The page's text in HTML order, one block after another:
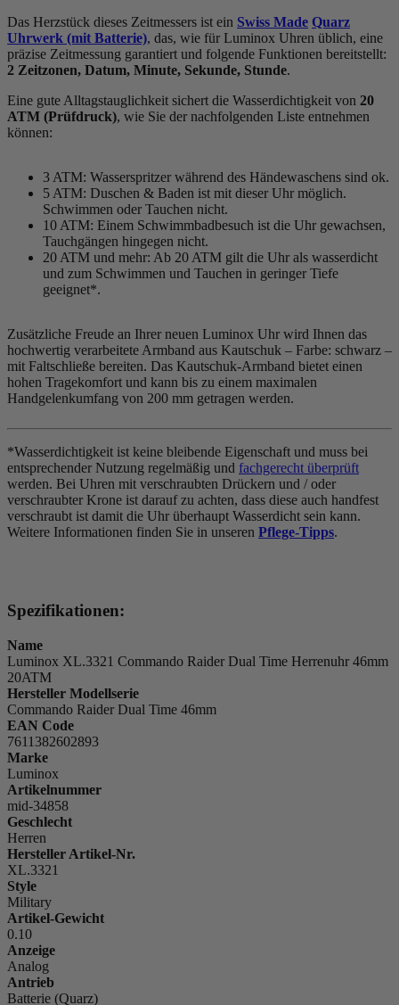
Das Herzstück dieses Zeitmessers ist ein Swiss Made Quarz
Uhrwerk (mit Batterie), das, wie für Luminox Uhren üblich, eine
präzise Zeitmessung garantiert und folgende Funktionen bereitstellt:
2 Zeitzonen, Datum, Minute, Sekunde, Stunde.
Eine gute Alltagstauglichkeit sichert die Wasserdichtigkeit von 20
ATM (Prüfdruck), wie Sie der nachfolgenden Liste entnehmen
können:
3 ATM: Wasserspritzer während des Händewaschens sind ok.
5 ATM: Duschen & Baden ist mit dieser Uhr möglich.
Schwimmen oder Tauchen nicht.
10 ATM: Einem Schwimmbadbesuch ist die Uhr gewachsen,
Tauchgängen hingegen nicht.
20 ATM und mehr: Ab 20 ATM gilt die Uhr als wasserdicht
und zum Schwimmen und Tauchen in geringer Tiefe
geeignet*.
Zusätzliche Freude an Ihrer neuen Luminox Uhr wird Ihnen das
hochwertig verarbeitete Armband aus Kautschuk – Farbe: schwarz –
mit Faltschließe bereiten. Das Kautschuk-Armband bietet einen
hohen Tragekomfort und kann bis zu einem maximalen
Handgelenkumfang von 200 mm getragen werden.
*Wasserdichtigkeit ist keine bleibende Eigenschaft und muss bei
entsprechender Nutzung regelmäßig und fachgerecht überprüft
werden. Bei Uhren mit verschraubten Drückern und / oder
verschraubter Krone ist darauf zu achten, dass diese auch handfest
verschraubt ist damit die Uhr überhaupt Wasserdicht sein kann.
Weitere Informationen finden Sie in unseren Pflege-Tipps.
Spezifikationen:
Name
Luminox XL.3321 Commando Raider Dual Time Herrenuhr 46mm
20ATM
Hersteller Modellserie
Commando Raider Dual Time 46mm
EAN Code
7611382602893
Marke
Luminox
Artikelnummer
mid-34858
Geschlecht
Herren
Hersteller Artikel-Nr.
XL.3321
Style
Military
Artikel-Gewicht
0.10
Anzeige
Analog
Antrieb
Batterie (Quarz)